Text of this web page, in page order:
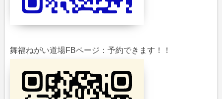
舞福ねがい道場FBページ：予約できます！！